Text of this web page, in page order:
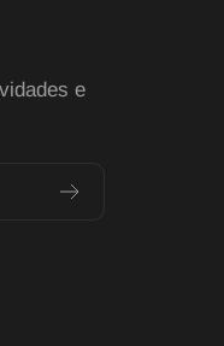
e